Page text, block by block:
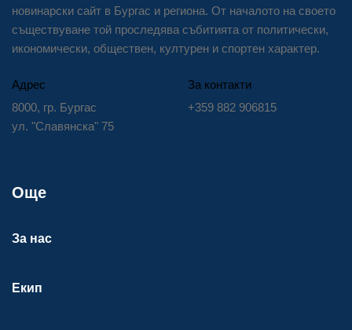
новинарски сайт в Бургас и региона. От началото на своето
съществуване той проследява събитията от политически,
икономически, обществен, културен и спортен характер.
Адрес
8000, гр. Бургас
ул. "Славянска" 75
За контакти
+359 882 906815
Още
За нас
Екип